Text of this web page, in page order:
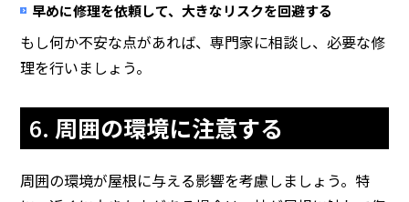
早めに修理を依頼して、大きなリスクを回避する
もし何か不安な点があれば、専門家に相談し、必要な修
理を行いましょう。
6. 周囲の環境に注意する
周囲の環境が屋根に与える影響を考慮しましょう。特